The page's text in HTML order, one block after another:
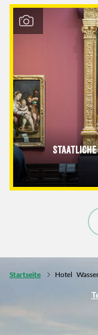
Staatliche
Startseite Hotel